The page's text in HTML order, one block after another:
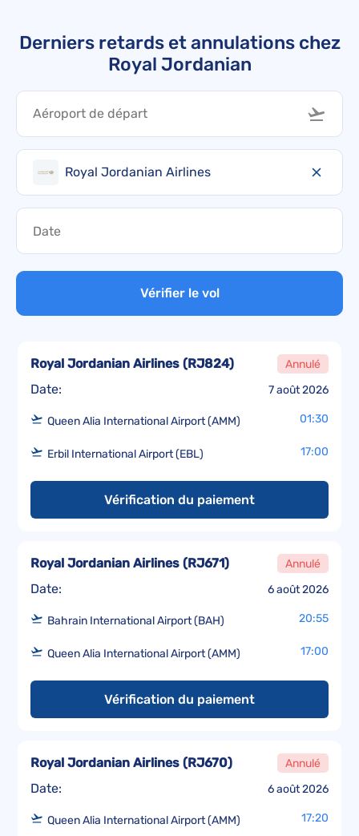
Derniers retards et annulations chez
Royal Jordanian
Royal Jordanian Airlines
Vérifier le vol
Date: 7 août 2026
Royal Jordanian Airlines (RJ824) Annulé
Queen Alia International Airport (AMM) 01:30
Erbil International Airport (EBL) 17:00
Vérification du paiement
Date: 6 août 2026
Royal Jordanian Airlines (RJ671) Annulé
Bahrain International Airport (BAH) 20:55
Queen Alia International Airport (AMM) 17:00
Vérification du paiement
Date: 6 août 2026
Royal Jordanian Airlines (RJ670) Annulé
Queen Alia International Airport (AMM) 17:20